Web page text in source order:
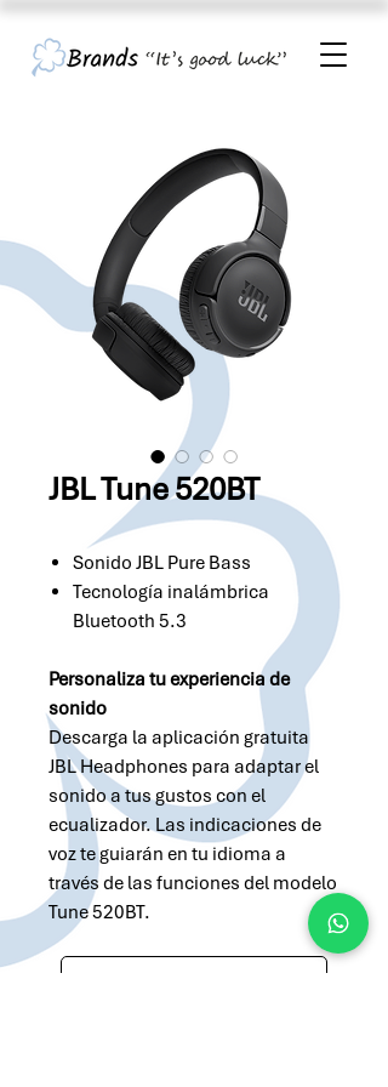
JBL Tune 520BT
Sonido JBL Pure Bass
Tecnología inalámbrica
Bluetooth 5.3
Personaliza tu experiencia de
sonido
Descarga la aplicación gratuita
JBL Headphones para adaptar el
sonido a tus gustos con el
ecualizador. Las indicaciones de
voz te guiarán en tu idioma a
través de las funciones del modelo
Tune 520BT.